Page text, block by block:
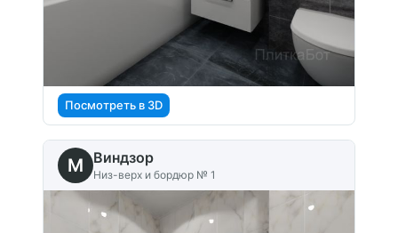
Посмотреть в 3D
M Виндзор
Низ-верх и бордюр № 1